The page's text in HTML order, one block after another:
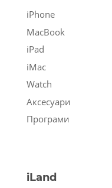
iPhone
MacBook
iPad
iMac
Watch
Аксесуари
Програми
iLand